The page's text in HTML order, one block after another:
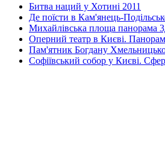
Битва наций у Хотині 2011
Де поїсти в Кам'янець-
Михайлівська площа панорама
Оперний театр в Києві.
Пам'ятник Богдану
Софіївський собор у Києві.